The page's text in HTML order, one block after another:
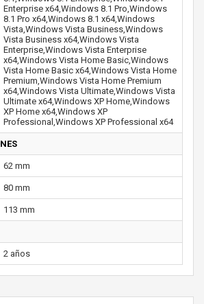
Enterprise x64,Windows 8.1 Pro,Windows
8.1 Pro x64,Windows 8.1 x64,Windows
Vista,Windows Vista Business,Windows
Vista Business x64,Windows Vista
Enterprise,Windows Vista Enterprise
x64,Windows Vista Home Basic,Windows
Vista Home Basic x64,Windows Vista Home
Premium,Windows Vista Home Premium
x64,Windows Vista Ultimate,Windows Vista
Ultimate x64,Windows XP Home,Windows
XP Home x64,Windows XP
Professional,Windows XP Professional x64
62 mm
80 mm
113 mm
2 años